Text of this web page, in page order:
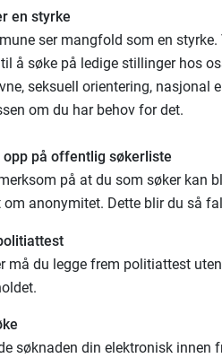
en styrke
ser mangfold som en
å søke på ledige stillinger hos
seksuell orientering, nasjonal
om du har behov for det.
opp på offentlig søkerliste
på at du som søker kan
om anonymitet. Dette blir du så
må du legge frem politiattest
søknaden din elektronisk innen